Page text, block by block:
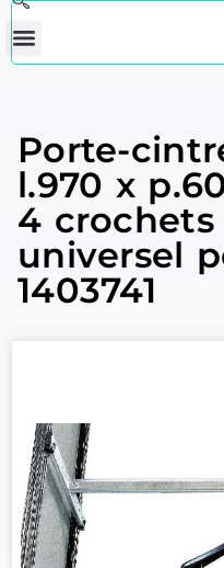
Porte-
l.970 x
4 crochets
universel
1403741